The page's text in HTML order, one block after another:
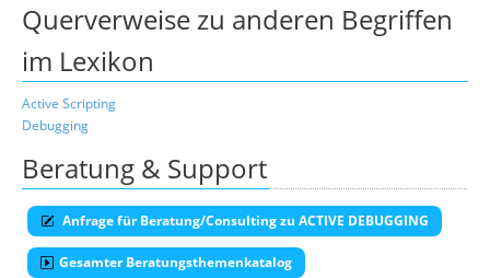
Querverweise zu anderen Begriffen
im Lexikon
Active Scripting
Debugging
Beratung & Support
Anfrage für Beratung/Consulting zu ACTIVE DEBUGGING
Gesamter Beratungsthemenkatalog